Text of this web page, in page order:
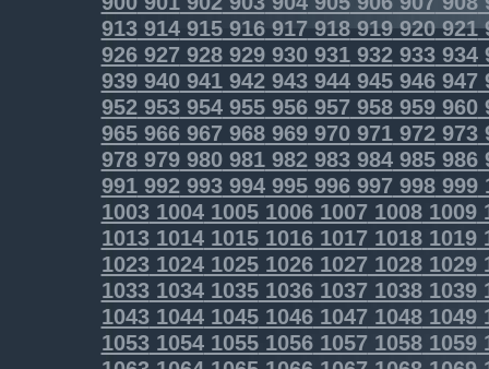
913914915916917918919920921
926927928929930931932933934
939940941942943944945946947
952953954955956957958959960
965966967968969970971972973
978979980981982983984985986
991992993994995996997998999
1003100410051006100710081009
1013101410151016101710181019
1023102410251026102710281029
1033103410351036103710381039
1043104410451046104710481049
1053105410551056105710581059